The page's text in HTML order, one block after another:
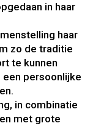
in haar
haar
zo de traditie
te kunnen
persoonlijke
in combinatie
met grote